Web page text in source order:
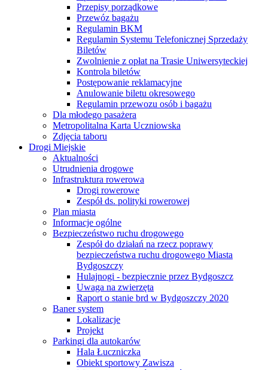
Przepisy porządkowe
Przewóz bagażu
Regulamin BKM
Regulamin Systemu Telefonicznej Sprzedaży
Biletów
Zwolnienie z opłat na Trasie Uniwersyteckiej
Kontrola biletów
Postępowanie reklamacyjne
Anulowanie biletu okresowego
Regulamin przewozu osób i bagażu
Dla młodego pasażera
Metropolitalna Karta Uczniowska
Zdjęcia taboru
Drogi Miejskie
Aktualności
Utrudnienia drogowe
Infrastruktura rowerowa
Drogi rowerowe
Zespół ds. polityki rowerowej
Plan miasta
Informacje ogólne
Bezpieczeństwo ruchu drogowego
Zespół do działań na rzecz poprawy
bezpieczeństwa ruchu drogowego Miasta
Bydgoszczy
Hulajnogi - bezpiecznie przez Bydgoszcz
Uwaga na zwierzęta
Raport o stanie brd w Bydgoszczy 2020
Baner system
Lokalizacje
Projekt
Parkingi dla autokarów
Hala Łuczniczka
Obiekt sportowy Zawisza